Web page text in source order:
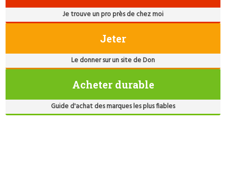
Je trouve un pro près de chez moi
Jeter
Le donner sur un site de Don
Acheter durable
Guide d'achat des marques les plus fiables